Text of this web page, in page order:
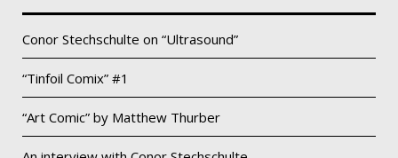
Conor Stechschulte on “Ultrasound”
“Tinfoil Comix” #1
“Art Comic” by Matthew Thurber